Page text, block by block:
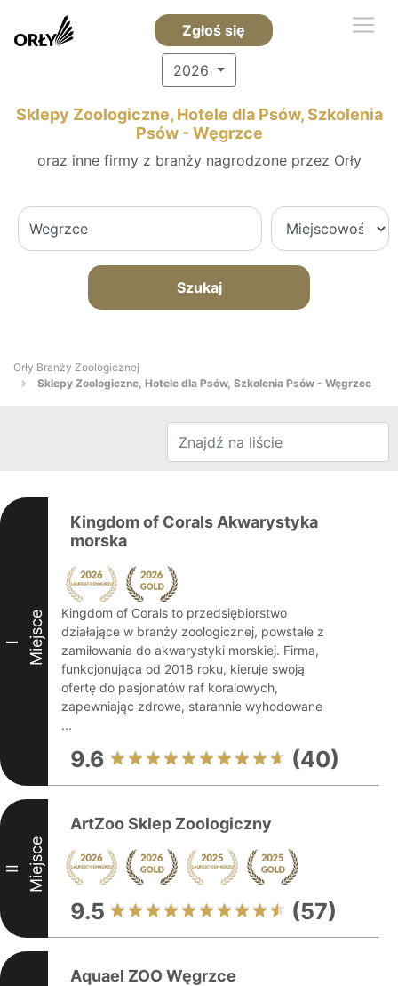
Zgłoś się
2026
Sklepy Zoologiczne, Hotele dla Psów, Szkolenia
Psów - Węgrzce
oraz inne firmy z branży nagrodzone przez Orły
Szukaj
Orły Branży Zoologicznej
Sklepy Zoologiczne, Hotele dla Psów, Szkolenia Psów - Węgrzce
I Miejsce
Kingdom of Corals Akwarystyka
morska
Kingdom of Corals to przedsiębiorstwo
działające w branży zoologicznej, powstałe z
zamiłowania do akwarystyki morskiej. Firma,
funkcjonująca od 2018 roku, kieruje swoją
ofertę do pasjonatów raf koralowych,
zapewniając zdrowe, starannie wyhodowane
...
9.6 (40)
II Miejsce
ArtZoo Sklep Zoologiczny
9.5 (57)
Aquael ZOO Węgrzce